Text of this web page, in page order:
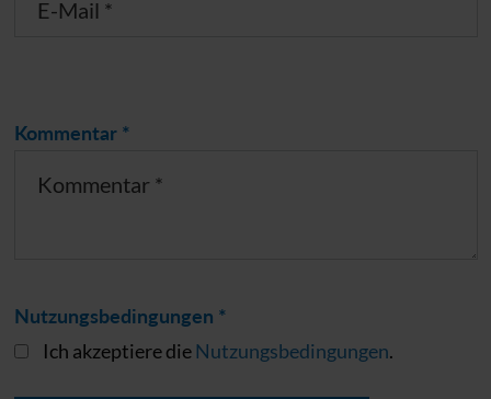
Kommentar *
Nutzungsbedingungen *
Ich akzeptiere dieNutzungsbedingungen.